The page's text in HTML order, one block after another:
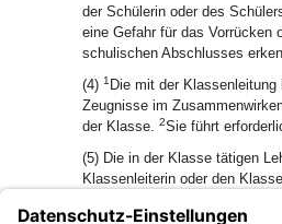
der Schülerin oder des
eine Gefahr für das Vorrücken
schulischen Abschlusses
(4) 1 Die mit der
Zeugnisse im
der Klasse. 2Sie führt
(5) Die in der Klasse tätigen
Klassenleiterin oder den